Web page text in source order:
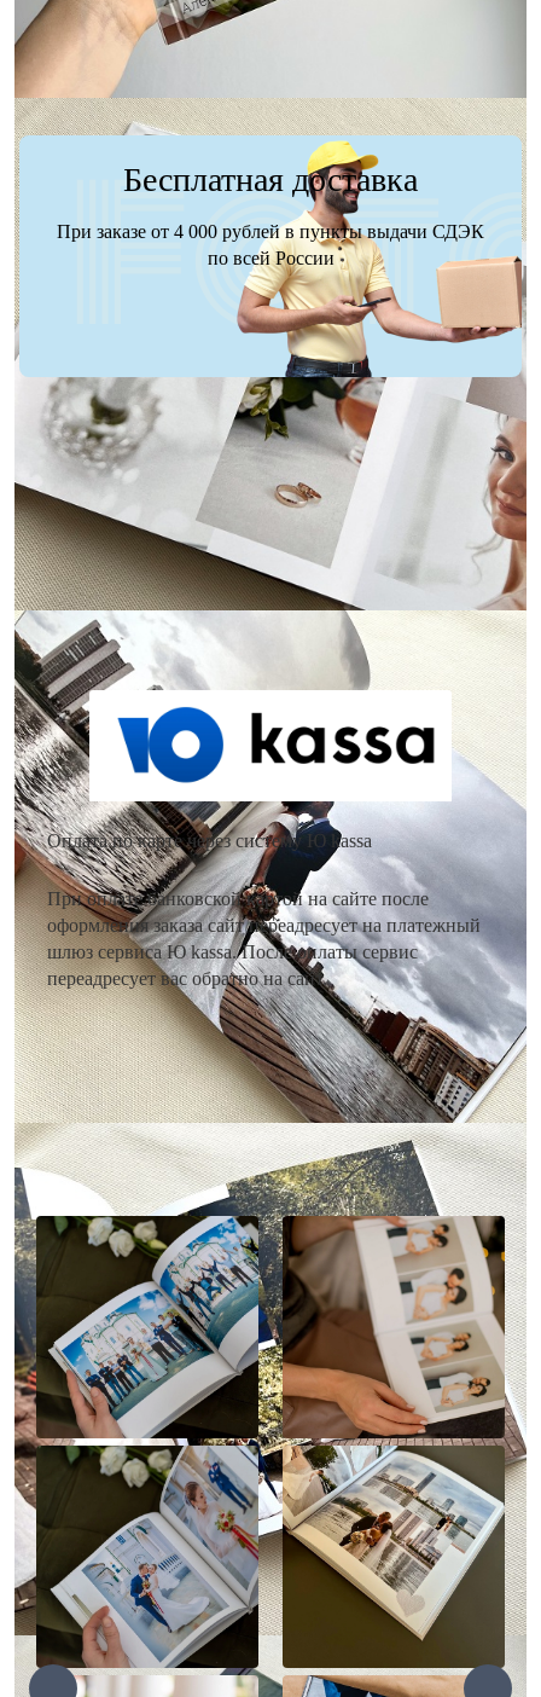
Бесплатная доставка
При заказе от 4 000 рублей в пункты выдачи СДЭК
по всей России
Как оплатить заказ?
Оплата по карте через систему Ю kassa
При оплате банковской картой на сайте после
оформления заказа сайт переадресует на платежный
шлюз сервиса Ю kassa. После оплаты сервис
переадресует вас обратно на сайт.
Наше портфолио